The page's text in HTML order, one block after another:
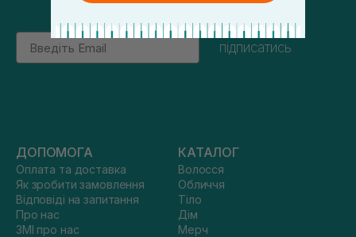
Email
підписатись
ДОПОМОГА
Оплата та доставка
Як зробити замовлення
Відповіді на запитання
Про нас
ЗМІ про нас
КАТАЛОГ
Волосся
Обличчя
Тіло
Дім
Мерч